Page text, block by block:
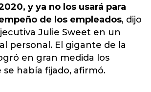
y ya no los usará para
de los empleados, dijo
Julie Sweet en un
personal. El gigante de la
en gran medida los
había fijado, afirmó.